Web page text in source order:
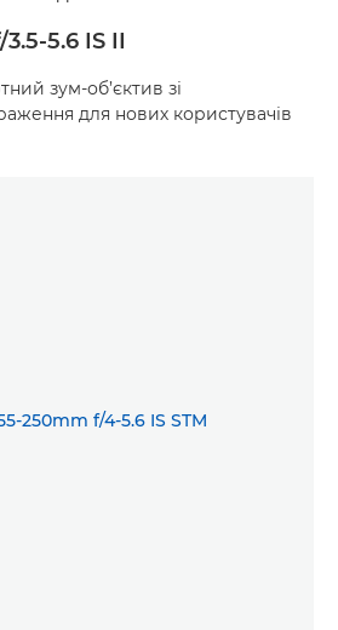
5.6 IS II
зум-об’єктив зі
для нових користувачів